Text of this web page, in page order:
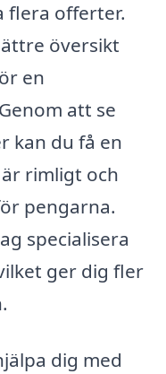
flera offerter.
översikt
en
att se
kan du få en
rimligt och
pengarna.
specialisera
ger dig fler
dig med